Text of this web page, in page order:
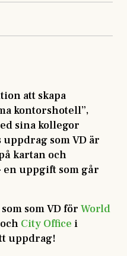
att skapa
kontorshotell”,
sina kollegor
som VD är
kartan och
en uppgift som går
som VD för World
City Office i
uppdrag!